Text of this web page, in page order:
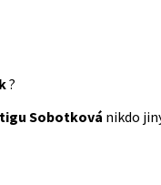
?
Sobotková nikdo